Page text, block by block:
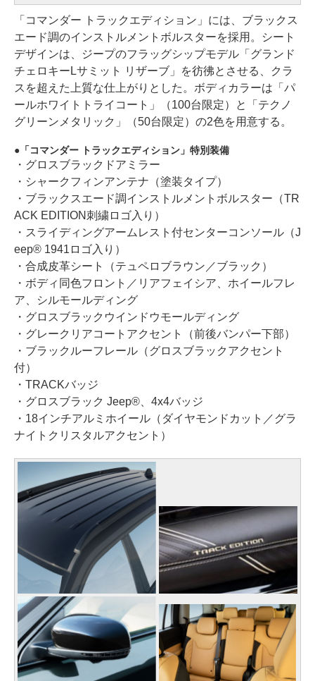
「コマンダー トラックエディション」には、ブラックス
エード調のインストルメントボルスターを採用。シート
デザインは、ジープのフラッグシップモデル「グランド
チェロキーLサミット リザーブ」を彷彿とさせる、クラ
スを超えた上質な仕上がりとした。ボディカラーは「パ
ールホワイトトライコート」（100台限定）と「テクノ
グリーンメタリック」（50台限定）の2色を用意する。
「コマンダー トラックエディション」特別装備
・グロスブラックドアミラー
・シャークフィンアンテナ（塗装タイプ）
・ブラックスエード調インストルメントボルスター（TR
ACK EDITION刺繍ロゴ入り）
・スライディングアームレスト付センターコンソール（J
eep® 1941ロゴ入り）
・合成皮革シート（テュペロブラウン／ブラック）
・ボディ同色フロント／リアフェイシア、ホイールフレ
ア、シルモールディング
・グロスブラックウインドウモールディング
・グレークリアコートアクセント（前後バンパー下部）
・ブラックルーフレール（グロスブラックアクセント
付）
・TRACKバッジ
・グロスブラック Jeep®、4x4バッジ
・18インチアルミホイール（ダイヤモンドカット／グラ
ナイトクリスタルアクセント）